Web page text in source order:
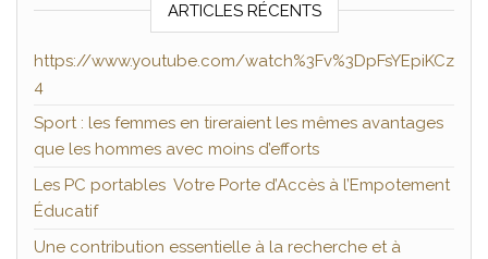
ARTICLES RÉCENTS
https://www.youtube.com/watch%3Fv%3DpFsYEpiKCz
4
Sport : les femmes en tireraient les mêmes avantages
que les hommes avec moins d’efforts
Les PC portables Votre Porte d’Accès à l’Empotement
Éducatif
Une contribution essentielle à la recherche et à